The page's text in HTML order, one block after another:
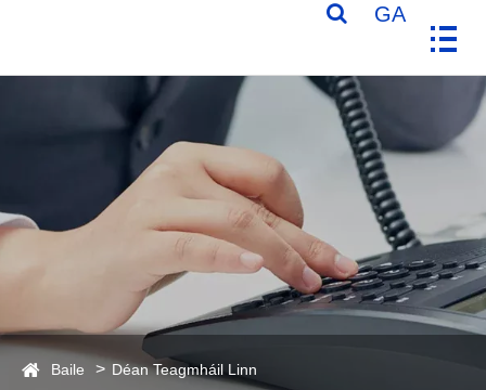
GA
Baile Déan Teagmháil Linn